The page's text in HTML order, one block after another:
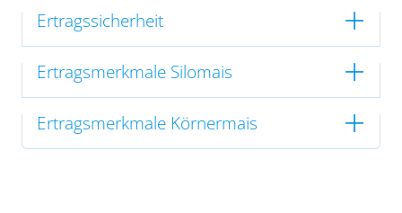
Ertragssicherheit
Ertragsmerkmale Silomais
Ertragsmerkmale Körnermais